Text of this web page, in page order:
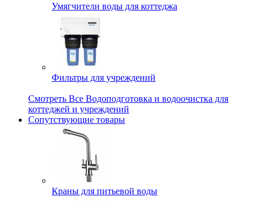
Умягчители воды для коттеджа
Фильтры для учреждений
Смотреть Все Водоподготовка и водоочистка для
коттеджей и учреждений
Сопутствующие товары
Краны для питьевой воды